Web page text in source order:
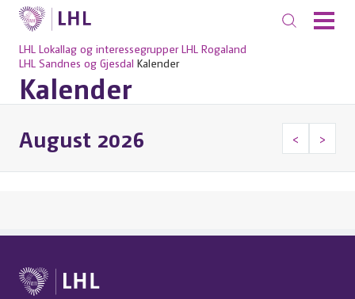
LHL Lokallag og interessegrupper LHL Rogaland
LHL Sandnes og Gjesdal Kalender
Kalender
August 2026 < >